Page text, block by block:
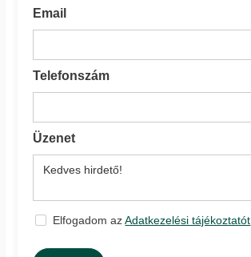
Email
Telefonszám
Üzenet
Elfogadom azAdatkezelési tájékoztatót